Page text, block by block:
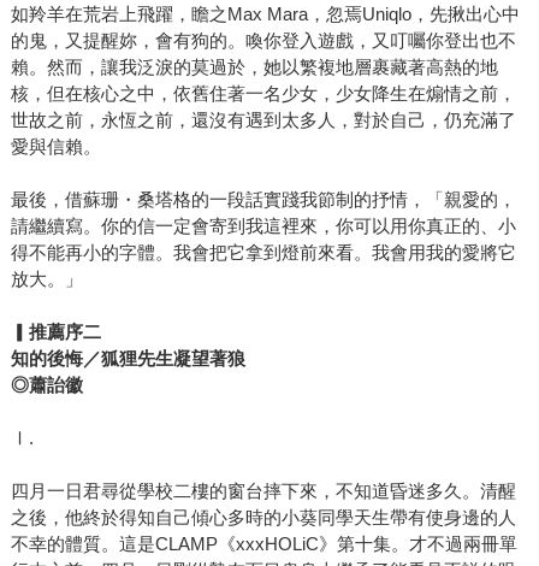
如羚羊在荒岩上飛躍，瞻之Max Mara，忽焉Uniqlo，先揪出心中
的鬼，又提醒妳，會有狗的。喚你登入遊戲，又叮囑你登出也不
賴。然而，讓我泛淚的莫過於，她以繁複地層裹藏著高熱的地
核，但在核心之中，依舊住著一名少女，少女降生在煽情之前，
世故之前，永恆之前，還沒有遇到太多人，對於自己，仍充滿了
愛與信賴。
最後，借蘇珊・桑塔格的一段話實踐我節制的抒情，「親愛的，
請繼續寫。你的信一定會寄到我這裡來，你可以用你真正的、小
得不能再小的字體。我會把它拿到燈前來看。我會用我的愛將它
放大。」
▎推薦序二
知的後悔／狐狸先生凝望著狼
◎蕭詒徽
Ⅰ.
四月一日君尋從學校二樓的窗台摔下來，不知道昏迷多久。清醒
之後，他終於得知自己傾心多時的小葵同學天生帶有使身邊的人
不幸的體質。這是CLAMP《xxxHOLiC》第十集。才不過兩冊單